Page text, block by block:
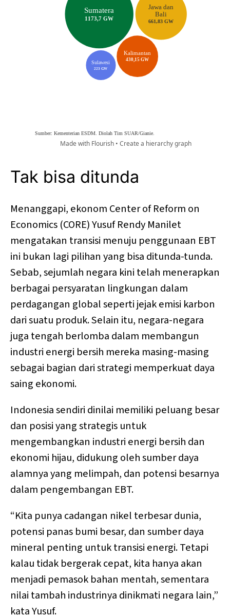
Tak bisa ditunda
Menanggapi, ekonom Center of Reform on
Economics (CORE) Yusuf Rendy Manilet
mengatakan transisi menuju penggunaan EBT
ini bukan lagi pilihan yang bisa ditunda-tunda.
Sebab, sejumlah negara kini telah menerapkan
berbagai persyaratan lingkungan dalam
perdagangan global seperti jejak emisi karbon
dari suatu produk. Selain itu, negara-negara
juga tengah berlomba dalam membangun
industri energi bersih mereka masing-masing
sebagai bagian dari strategi memperkuat daya
saing ekonomi.
Indonesia sendiri dinilai memiliki peluang besar
dan posisi yang strategis untuk
mengembangkan industri energi bersih dan
ekonomi hijau, didukung oleh sumber daya
alamnya yang melimpah, dan potensi besarnya
dalam pengembangan EBT.
“Kita punya cadangan nikel terbesar dunia,
potensi panas bumi besar, dan sumber daya
mineral penting untuk transisi energi. Tetapi
kalau tidak bergerak cepat, kita hanya akan
menjadi pemasok bahan mentah, sementara
nilai tambah industrinya dinikmati negara lain,”
kata Yusuf.